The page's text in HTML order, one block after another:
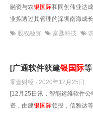
融资与农银国际和同创伟业达
业拟透过其管理的深圳南海成
股权融资 富匙科技
[广通软件获建银 国际
零壹财经 · 2020年12月25日
[12月25日讯，智能运维软件
资，由建银国际领投，信雅达